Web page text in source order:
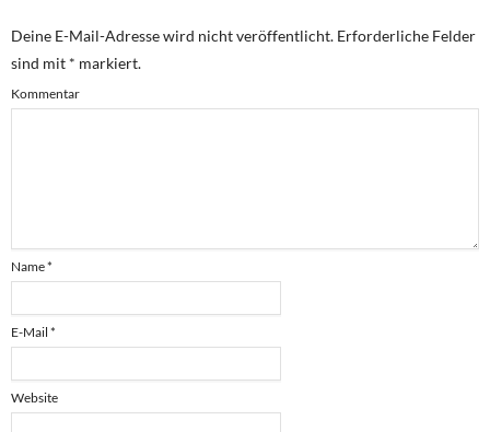
Deine E-Mail-Adresse wird nicht veröffentlicht. Erforderliche Felder
sind mit * markiert.
Kommentar
Name*
E-Mail *
Website